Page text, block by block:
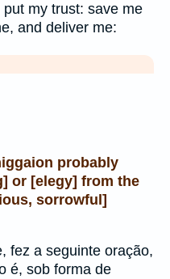
my trust: save me
and deliver me:
probably
or [elegy] from the
sorrowful]
fez a seguinte oração,
é, sob forma de